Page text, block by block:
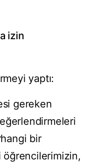
izin
yaptı:
gereken
bir
öğrencilerimizin,